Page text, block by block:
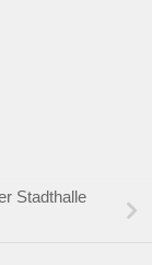
Stadthalle